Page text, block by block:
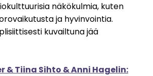
näkökulmia, kuten
ja hyvinvointia.
kuvailtuna jää
& Tiina Sihto & Anni Hagelin: